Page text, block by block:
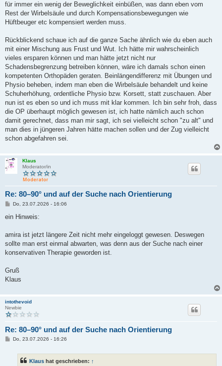
für immer ein wenig der Beweglichkeit einbüßen, was dann eben vom
Rest der Wirbelsäule und durch Kompensationsbewegungen wie
Hüftbeuger etc kompensiert werden muss.
Rückblickend schaue ich auf die ganze Sache ähnlich wie du eben auch
mit einer Mischung aus Frust und Wut. Ich hätte mir wahrscheinlich
vieles ersparen können und man hätte jetzt nicht nur
Schadensbegrenzung betreiben können, wäre ich damals schon einen
kompetenten Orthopäden geraten. Beinlängendifferenz mit Übungen und
Physio beheben, indem man eben die Wirbelsäule behandelt und keine
Schuherhöhung, ordentliche Physio bzw. Korsett, statt zuschauen. Aber
nun ist es eben so und ich muss mit klar kommen. Ich bin sehr froh, dass
die OP überhaupt möglich gewesen ist, ich hatte nämlich auch schon
damit gerechnet, dass man mir sagt, ich sei vielleicht schon "zu alt" und
man dies in jüngeren Jahren hätte machen sollen und der Zug vielleicht
schon abgefahren sei.
Klaus
Moderator/in
Re: 80–90° und auf der Suche nach Orientierung
B
i
a
Do, 23.07.2026 - 16:06
ein Hinweis:
amira ist jetzt längere Zeit nicht mehr eingeloggt gewesen. Deswegen
sollte man erst einmal abwarten, was denn aus der Suche nach einer
konservativen Therapie geworden ist.
Gruß
Klaus
intothevoid
Newbie
Re: 80–90° und auf der Suche nach Orientierung
BDo, 23.07.2026 - 16:26
Klaus hat geschrieben: ↑